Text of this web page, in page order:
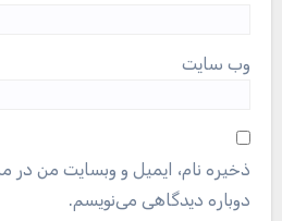
وب‌ سایت
ذخیره نام، ایمیل و وبسایت من در
دوباره دیدگاهی می‌نویسم.